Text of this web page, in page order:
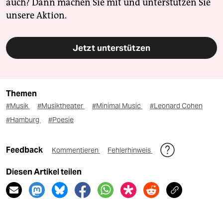
auch? Dann machen Sie mit und unterstützen Sie
unsere Aktion.
Jetzt unterstützen
Themen
#Musik #Musiktheater #Minimal Music
#Leonard Cohen
#Hamburg
#Poesie
Feedback Kommentieren Fehlerhinweis
Diesen Artikel teilen